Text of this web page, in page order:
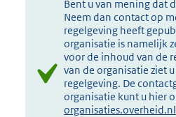
Bent u van mening dat
Neem dan contact op
regelgeving heeft
organisatie is namelijk
voor de inhoud van de
van de organisatie ziet
regelgeving. De
organisatie kunt u hier
organisaties.overheid.nl